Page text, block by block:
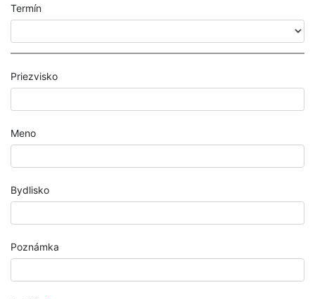
Termín
Priezvisko
Meno
Bydlisko
Poznámka